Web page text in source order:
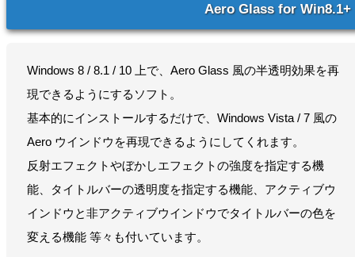
Aero Glass for Win8.1+
Windows 8 / 8.1 / 10 上で、Aero Glass 風の半透明効果を再
現できるようにするソフト。
基本的にインストールするだけで、Windows Vista / 7 風の
Aero ウインドウを再現できるようにしてくれます。
反射エフェクトやぼかしエフェクトの強度を指定する機
能、タイトルバーの透明度を指定する機能、アクティブウ
インドウと非アクティブウインドウでタイトルバーの色を
変える機能 等々も付いています。